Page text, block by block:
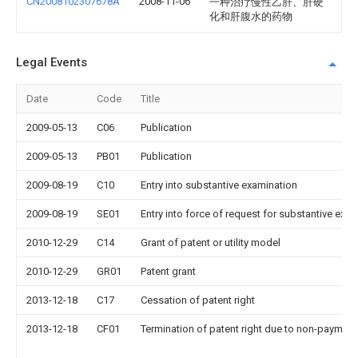
化和肝腹水的药物
Legal Events
Date Code Title
2009-05-13 C06 Publication
2009-05-13 PB01 Publication
2009-08-19 C10 Entry into substantive examination
2009-08-19 SE01 Entry into force of request for substantive
2010-12-29 C14 Grant of patent or utility model
2010-12-29 GR01 Patent grant
2013-12-18 C17 Cessation of patent right
2013-12-18 CF01 Termination of patent right due to non-